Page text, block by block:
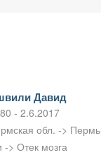
Давид
- 2.6.2017
обл. -> Пермь
-> Отек мозга